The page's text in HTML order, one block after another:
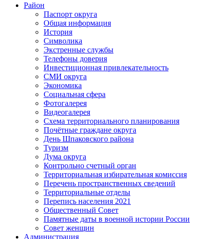
Район
Паспорт округа
Общая информация
История
Символика
Экстренные службы
Телефоны доверия
Инвестиционная привлекательность
СМИ округа
Экономика
Социальная сфера
Фотогалерея
Видеогалерея
Схема территориального планирования
Почётные граждане округа
День Шпаковского района
Туризм
Дума округа
Контрольно счетный орган
Территориальная избирательная комиссия
Перечень пространственных сведений
Территориальные отделы
Перепись населения 2021
Общественный Совет
Памятные даты в военной истории России
Совет женщин
Администрация